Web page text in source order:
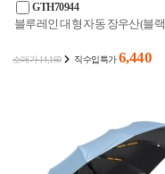
GTH70944
블루레인 대형 자동 장우산(블
소매가 14,160 직수입특가6,440